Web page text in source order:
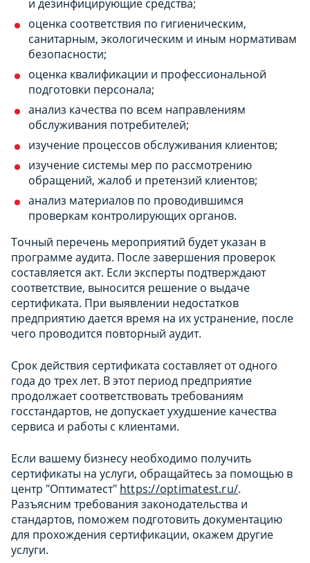
и дезинфицирующие средства;
оценка соответствия по гигиеническим,
санитарным, экологическим и иным нормативам
безопасности;
оценка квалификации и профессиональной
подготовки персонала;
анализ качества по всем направлениям
обслуживания потребителей;
изучение процессов обслуживания клиентов;
изучение системы мер по рассмотрению
обращений, жалоб и претензий клиентов;
анализ материалов по проводившимся
проверкам контролирующих органов.
Точный перечень мероприятий будет указан в
программе аудита. После завершения проверок
составляется акт. Если эксперты подтверждают
соответствие, выносится решение о выдаче
сертификата. При выявлении недостатков
предприятию дается время на их устранение, после
чего проводится повторный аудит.
Срок действия сертификата составляет от одного
года до трех лет. В этот период предприятие
продолжает соответствовать требованиям
госстандартов, не допускает ухудшение качества
сервиса и работы с клиентами.
Если вашему бизнесу необходимо получить
сертификаты на услуги, обращайтесь за помощью в
центр "Оптиматест" https://optimatest.ru/.
Разъясним требования законодательства и
стандартов, поможем подготовить документацию
для прохождения сертификации, окажем другие
услуги.